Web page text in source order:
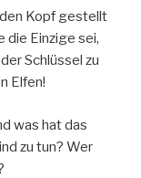
den Kopf gestellt
die Einzige sei,
Schlüssel zu
Elfen!
was hat das
zu tun? Wer